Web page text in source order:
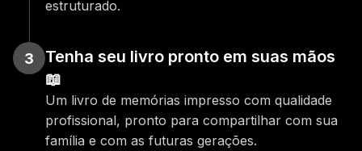
estruturado.
3
Tenha seu livro pronto em suas mãos
📖
Um livro de memórias impresso com qualidade
profissional, pronto para compartilhar com sua
família e com as futuras gerações.